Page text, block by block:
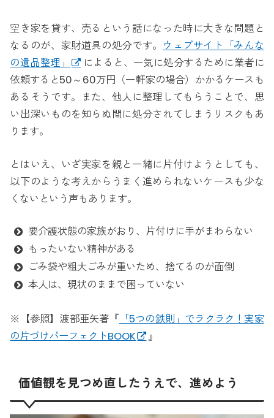
空き家を貸す、売るという話になった時に大きな問題と
なるのが、家財道具の処分です。
ウェブサイト「みんな
の遺品整理」
によると、一気に処分するために業者に
依頼すると50～60万円（一軒家の場合）かかるケースも
あるそうです。また、他人に整理してもらうことで、思
い出深いものを知らぬ間に処分されてしまうリスクもあ
ります。
とはいえ、いざ実家を親と一緒に片付けようとしても、
以下のような考えからうまく進められないケースも少な
くないという声もあります。
要介護状態の家族がおり、片付けに手がまわらない
もったいない精神がある
ごみ袋や粗大ごみが重いため、捨てるのが面倒
本人は、現状のままで困っていない
※【参照】渡部亜矢著『 「5つの鉄則」でラクラク！実家
の片づけパーフェクトBOOK
』
価値観を見つめ直したうえで、進めよう